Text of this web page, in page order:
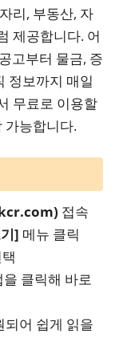
리, 부동산, 자
제공합니다. 어
고부터 물금, 증
정보까지 매일
무료로 이용할
가능합니다.
접속
] 메뉴 클릭
클릭해 바로
되어 쉽게 읽을